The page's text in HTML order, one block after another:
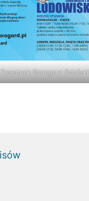
Facebook Starogard Gdański